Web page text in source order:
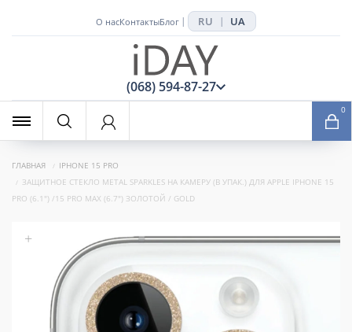
О насКонтактыБлог | RU | UA
(068) 594-87-27
0
ГЛАВНАЯ
IPHONE 15 PRO
ЗАЩИТНОЕ СТЕКЛО METAL SPARKLES НА КАМЕРУ (В УПАК.) ДЛЯ APPLE IPHONE 15
PRO (6.1") /15 PRO MAX (6.7") ЗОЛОТОЙ / GOLD
+